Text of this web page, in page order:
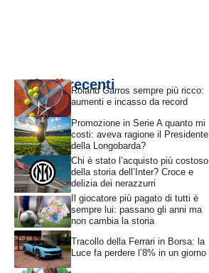
Articoli recentiRoland Garros sempre più ricco:
aumenti e incasso da record
Promozione in Serie A quanto mi
costi: aveva ragione il Presidente
della Longobarda?
Chi è stato l’acquisto più costoso
della storia dell’Inter? Croce e
delizia dei nerazzurri
Il giocatore più pagato di tutti è
sempre lui: passano gli anni ma
non cambia la storia
Tracollo della Ferrari in Borsa: la
Luce fa perdere l’8% in un giorno